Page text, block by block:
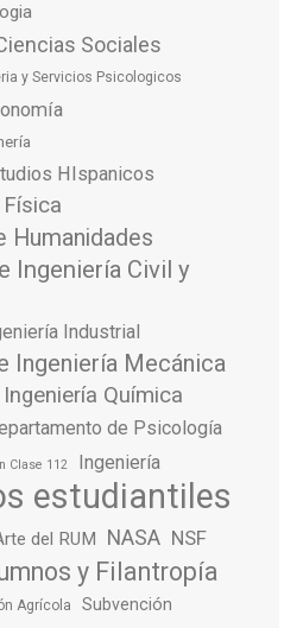
Sociales
y Servicios Psicologicos
HIspanicos
Humanidades
Ingeniería Civil y
Industrial
Ingeniería Mecánica
Química
de Psicología
Clase 112 Ingeniería
estudiantiles
del RUM NASA NSF
y Filantropía
Agrícola Subvención